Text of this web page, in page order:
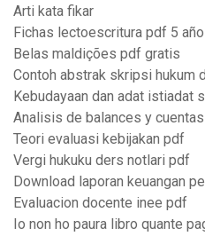
Arti kata fikar
Fichas lectoescritura pdf 5
Belas maldições pdf gratis
Contoh abstrak skripsi hukum
Kebudayaan dan adat istiadat
Analisis de balances y
Teori evaluasi kebijakan pdf
Vergi hukuku ders notlari pdf
Download laporan keuangan
Evaluacion docente inee pdf
Io non ho paura libro quante